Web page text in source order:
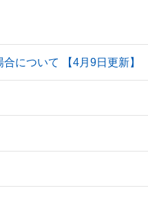
について 【4月9日更新】